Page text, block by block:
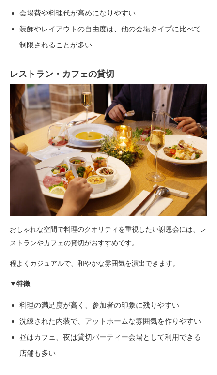
会場費や料理代が高めになりやすい
装飾やレイアウトの自由度は、他の会場タイプに比べて
制限されることが多い
レストラン・カフェの貸切
おしゃれな空間で料理のクオリティを重視したい謝恩会には、レ
ストランやカフェの貸切がおすすめです。
程よくカジュアルで、和やかな雰囲気を演出できます。
▼特徴
料理の満足度が高く、参加者の印象に残りやすい
洗練された内装で、アットホームな雰囲気を作りやすい
昼はカフェ、夜は貸切パーティー会場として利用できる
店舗も多い